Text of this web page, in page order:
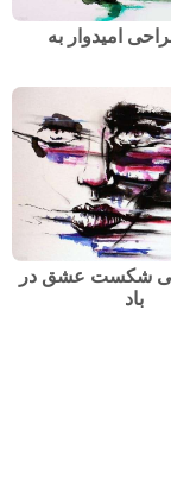
امیدوار به
شکست عشق در
باد